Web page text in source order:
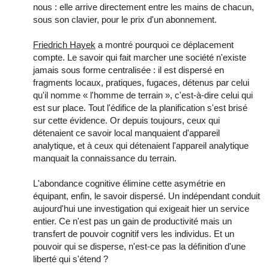
nous : elle arrive directement entre les mains de chacun,
sous son clavier, pour le prix d'un abonnement.
Friedrich Hayek a montré pourquoi ce déplacement
compte. Le savoir qui fait marcher une société n'existe
jamais sous forme centralisée : il est dispersé en
fragments locaux, pratiques, fugaces, détenus par celui
qu'il nomme « l'homme de terrain », c'est-à-dire celui qui
est sur place. Tout l'édifice de la planification s'est brisé
sur cette évidence. Or depuis toujours, ceux qui
détenaient ce savoir local manquaient d'appareil
analytique, et à ceux qui détenaient l'appareil analytique
manquait la connaissance du terrain.
L'abondance cognitive élimine cette asymétrie en
équipant, enfin, le savoir dispersé. Un indépendant conduit
aujourd'hui une investigation qui exigeait hier un service
entier. Ce n'est pas un gain de productivité mais un
transfert de pouvoir cognitif vers les individus. Et un
pouvoir qui se disperse, n'est-ce pas la définition d'une
liberté qui s'étend ?